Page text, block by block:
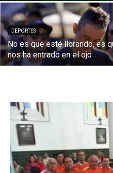
DEPORTES
No es que esté llorando, es
nos ha entrado en el ojo